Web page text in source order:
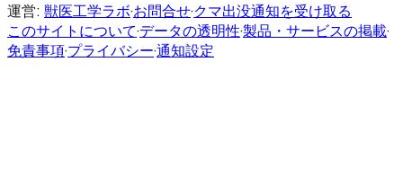
運営: 獣医工学ラボ·お問合せ·クマ出没通知を受け取る
このサイトについて·データの透明性·製品・サービスの掲載·
免責事項·プライバシー·通知設定